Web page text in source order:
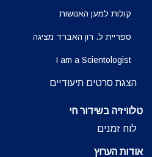
קולות למען האנושות
ספריית ל. רון האברד מציגה
I am a Scientologist
הצגת סרטים תיעודיים
טלוויזיה בשידור חי
לוח זמנים
אודות הערוץ